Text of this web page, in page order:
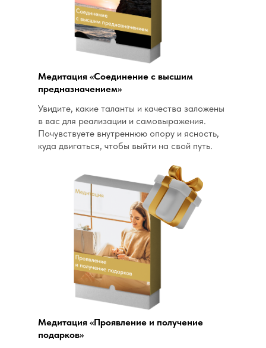
Медитация «Соединение с высшим
предназначением»
Увидите, какие таланты и качества заложены
в вас для реализации и самовыражения.
Почувствуете внутреннюю опору и ясность,
куда двигаться, чтобы выйти на свой путь.
Медитация «Проявление и получение
подарков»